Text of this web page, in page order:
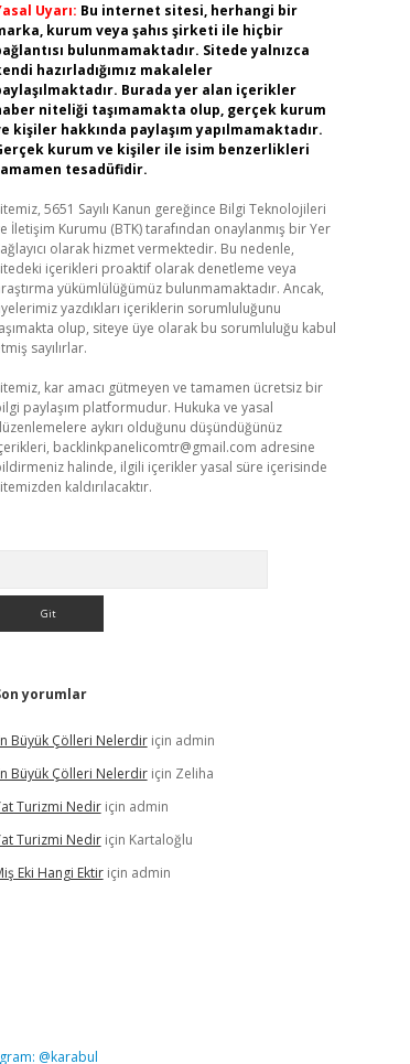
Uyarı: Bu internet sitesi, herhangi bir
kurum veya şahıs şirketi ile hiçbir
bulunmamaktadır. Sitede yalnızca
hazırladığımız makaleler
Burada yer alan içerikler
niteliği taşımamakta olup, gerçek kurum
kişiler hakkında paylaşım yapılmamaktadır.
kurum ve kişiler ile isim benzerlikleri
tesadüfidir.
5651 Sayılı Kanun gereğince Bilgi Teknolojileri
İletişim Kurumu (BTK) tarafından onaylanmış bir Yer
olarak hizmet vermektedir. Bu nedenle,
içerikleri proaktif olarak denetleme veya
yükümlülüğümüz bulunmamaktadır. Ancak,
yazdıkları içeriklerin sorumluluğunu
olup, siteye üye olarak bu sorumluluğu kabul
sayılırlar.
kar amacı gütmeyen ve tamamen ücretsiz bir
paylaşım platformudur. Hukuka ve yasal
aykırı olduğunu düşündüğünüz
backlinkpanelicomtr@gmail.com adresine
halinde, ilgili içerikler yasal süre içerisinde
kaldırılacaktır.
yorumlar
Büyük Çölleri Nelerdiriçin admin
Büyük Çölleri Nelerdiriçin Zeliha
Turizmi Nediriçin admin
Turizmi Nediriçin Kartaloğlu
Eki Hangi Ektiriçin admin
@karabul